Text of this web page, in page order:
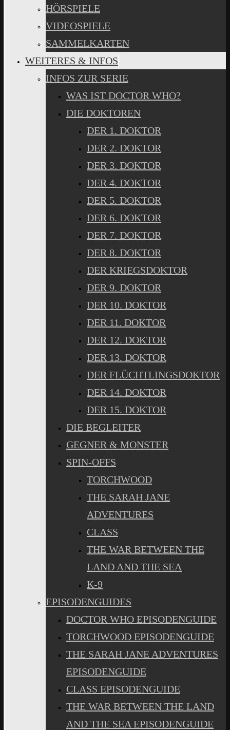
HÖRSPIELE
VIDEOSPIELE
SAMMELKARTEN
WEITERES & INFOS
INFOS ZUR SERIE
WAS IST DOCTOR WHO?
DIE DOKTOREN
DER 1. DOKTOR
DER 2. DOKTOR
DER 3. DOKTOR
DER 4. DOKTOR
DER 5. DOKTOR
DER 6. DOKTOR
DER 7. DOKTOR
DER 8. DOKTOR
DER KRIEGSDOKTOR
DER 9. DOKTOR
DER 10. DOKTOR
DER 11. DOKTOR
DER 12. DOKTOR
DER 13. DOKTOR
DER FLÜCHTLINGSDOKTOR
DER 14. DOKTOR
DER 15. DOKTOR
DIE BEGLEITER
GEGNER & MONSTER
SPIN-OFFS
TORCHWOOD
THE SARAH JANE
ADVENTURES
CLASS
THE WAR BETWEEN THE
LAND AND THE SEA
K-9
EPISODENGUIDES
DOCTOR WHO EPISODENGUIDE
TORCHWOOD EPISODENGUIDE
THE SARAH JANE ADVENTURES
EPISODENGUIDE
CLASS EPISODENGUIDE
THE WAR BETWEEN THE LAND
AND THE SEA EPISODENGUIDE